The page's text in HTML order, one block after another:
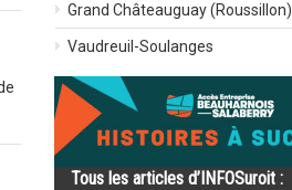
Grand Châteauguay (Roussillon)
Vaudreuil-Soulanges
Tous les articles d’INFOSuroit :